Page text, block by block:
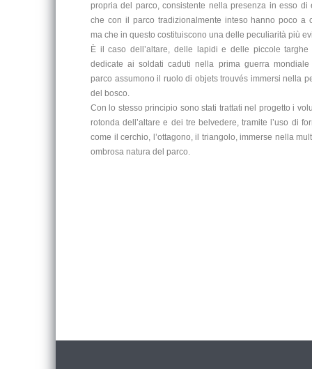
propria del parco, consistente nella presenza in esso di
che con il parco tradizionalmente inteso hanno poco a
ma che in questo costituiscono una delle peculiarità più
È il caso dell’altare, delle lapidi e delle piccole targhe
dedicate ai soldati caduti nella prima guerra
parco assumono il ruolo di objets trouvés immersi nella
del bosco.
Con lo stesso principio sono stati trattati nel progetto i
rotonda dell’altare e dei tre belvedere, tramite l’uso di
come il cerchio, l’ottagono, il triangolo, immerse nella
ombrosa natura del parco.